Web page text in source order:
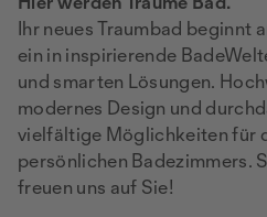
Ihr neues Traumbad beginnt
ein in inspirierende
und smarten Lösungen.
modernes Design und
vielfältige Möglichkeiten für
persönlichen Badezimmers.
freuen uns auf Sie!